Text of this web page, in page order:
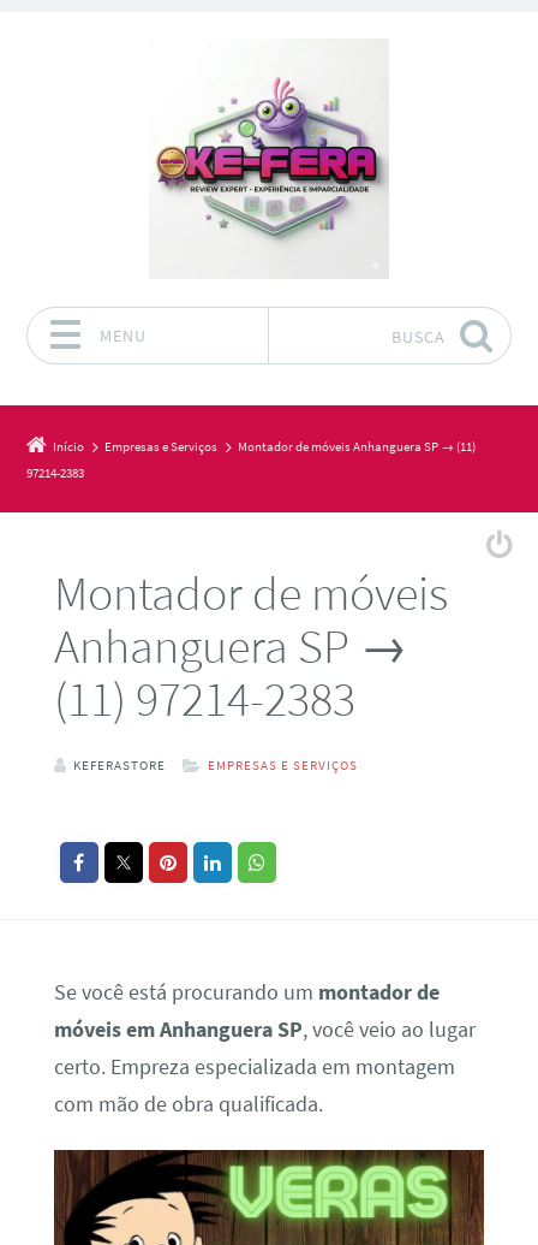
MENU BUSCA
Início Empresas e Serviços
Montador de móveis Anhanguera SP → (11)
97214-2383
Montador de móveis
Anhanguera SP →
(11) 97214-2383
KEFERASTORE EMPRESAS E SERVIÇOS
Se você está procurando um montador de
móveis em Anhanguera SP, você veio ao lugar
certo. Empreza especializada em montagem
com mão de obra qualificada.